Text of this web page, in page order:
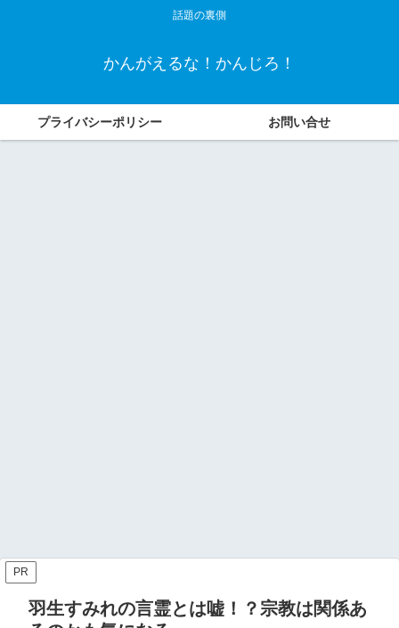
話題の裏側
かんがえるな！かんじろ！
プライバシーポリシー お問い合せ
PR
羽生すみれの言霊とは嘘！？宗教は関係あ